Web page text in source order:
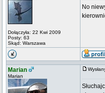
Dołączyła: 22 Kwi 2009
Posty: 63
Skąd: Warszawa
No
Marian
Marian